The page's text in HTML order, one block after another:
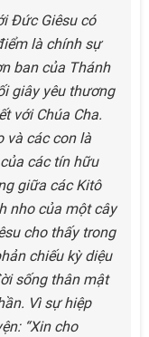
Đức Giêsu có
là chính sự
ban của Thánh
giây yêu thương
với Chúa Cha.
và các con là
các tín hữu
giữa các Kitô
nho của một cây
cho thấy trong
chiếu kỳ diệu
sống thân mật
Vì sự hiệp
“Xin cho